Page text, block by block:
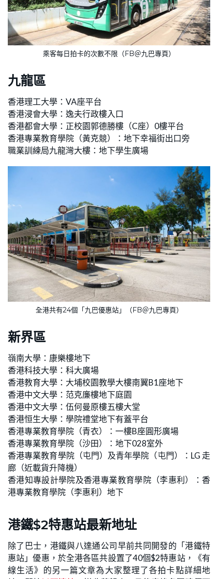
乘客每日拍卡的次數不限（FB＠九巴專頁）
九龍區
香港理工大學：VA座平台
香港浸會大學：逸夫行政樓入口
香港都會大學：正校園郭德勝樓（C座）0樓平台
香港專業教育學院（黃克競）：地下幸福街出口旁
職業訓練局九龍灣大樓：地下學生廣場
全港共有24個「九巴優惠站」（FB＠九巴專頁）
新界區
嶺南大學：康樂樓地下
香港科技大學：科大廣場
香港教育大學：大埔校園教學大樓南翼B1座地下
香港中文大學：范克廉樓地下庭園
香港中文大學：伍何曼原樓五樓大堂
香港恒生大學：學院禮堂地下有蓋平台
香港專業教育學院（青衣）：一樓B座圓形廣場
香港專業教育學院（沙田）：地下028室外
香港專業教育學院（屯門）及青年學院（屯門）：LG 走
廊（近載貨升降機）
香港知專設計學院及香港專業教育學院（李惠利）：香
港專業教育學院（李惠利）地下
港鐵$2特惠站最新地址
除了巴士，港鐵與八達通公司早前共同開發的「港鐵特
惠站」優惠，於全港各區共設置了40個$2特惠站，《有
線生活》的另一篇文章為大家整理了各拍卡點詳細地